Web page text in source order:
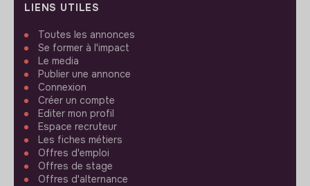
LIENS UTILES
Toutes les annonces
Se former à l'impact
Le media
Publier une annonce
Connexion
Créer un compte
Editer mon profil
Espace recruteur
Les fiches métiers
Offres d'emploi
Offres de stage
Offres d'alternance